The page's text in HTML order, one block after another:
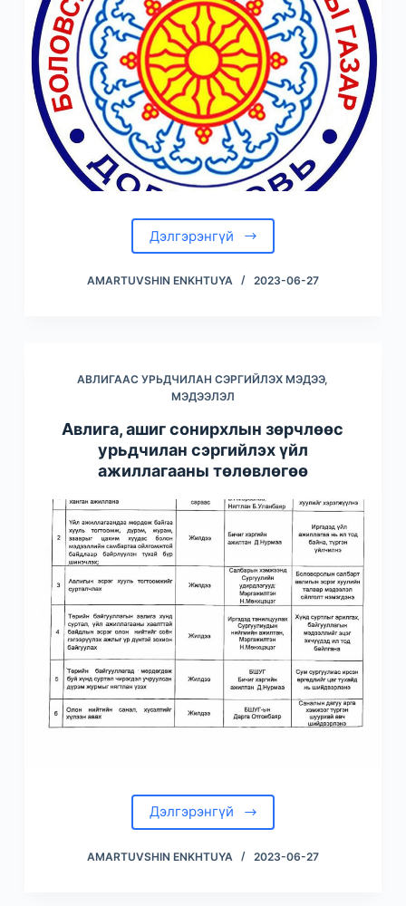
Дэлгэрэнгүй
AMARTUVSHIN ENKHTUYA 2023-06-27
АВЛИГААС УРЬДЧИЛАН СЭРГИЙЛЭХ МЭДЭЭ,
МЭДЭЭЛЭЛ
Авлига, ашиг сонирхлын зөрчлөөс
урьдчилан сэргийлэх үйл
ажиллагааны төлөвлөгөө
Дэлгэрэнгүй
AMARTUVSHIN ENKHTUYA 2023-06-27